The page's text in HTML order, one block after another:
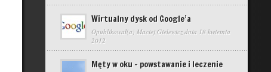
Wirtualny dysk od Google’a
Opublikował(a) Maciej Gielewiczdnia 18 kwietnia
2012
Męty w oku – powstawanie i leczenie